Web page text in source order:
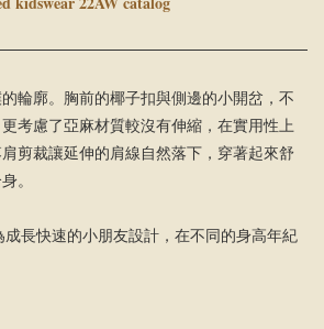
輪廓。胸前的椰子扣與側邊的小開岔，不
考慮了亞麻材質較沒有伸縮，在實用性上
剪裁讓延伸的肩線自然落下，穿著起來舒
。
成長快速的小朋友設計，在不同的身高年紀